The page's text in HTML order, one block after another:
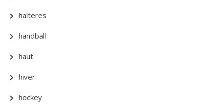
halteres
handball
haut
hiver
hockey